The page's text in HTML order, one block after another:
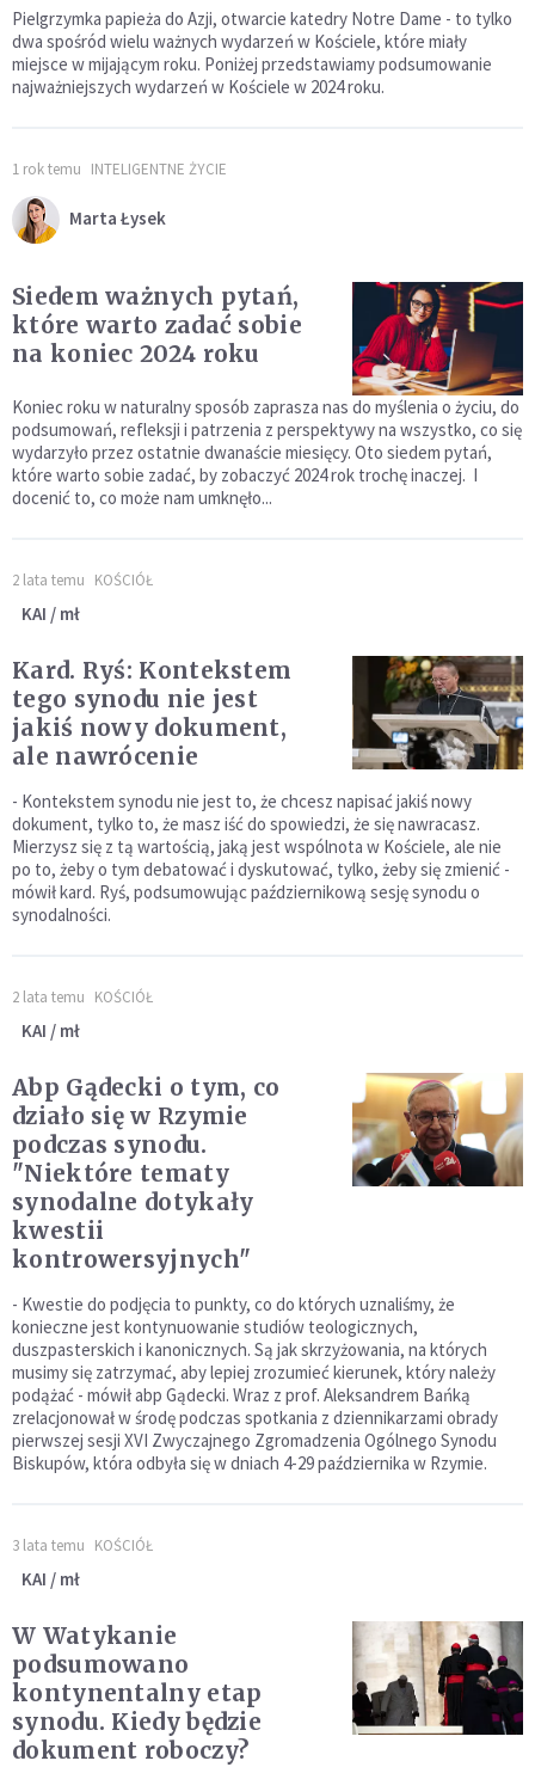
Pielgrzymka papieża do Azji, otwarcie katedry Notre Dame - to tylko
dwa spośród wielu ważnych wydarzeń w Kościele, które miały
miejsce w mijającym roku. Poniżej przedstawiamy podsumowanie
najważniejszych wydarzeń w Kościele w 2024 roku.
1 rok temu INTELIGENTNE ŻYCIE
Marta Łysek
Siedem ważnych pytań,
które warto zadać sobie
na koniec 2024 roku
Koniec roku w naturalny sposób zaprasza nas do myślenia o życiu, do
podsumowań, refleksji i patrzenia z perspektywy na wszystko, co się
wydarzyło przez ostatnie dwanaście miesięcy. Oto siedem pytań,
które warto sobie zadać, by zobaczyć 2024 rok trochę inaczej. I
docenić to, co może nam umknęło...
2 lata temu KOŚCIÓŁ
KAI / mł
Kard. Ryś: Kontekstem
tego synodu nie jest
jakiś nowy dokument,
ale nawrócenie
- Kontekstem synodu nie jest to, że chcesz napisać jakiś nowy
dokument, tylko to, że masz iść do spowiedzi, że się nawracasz.
Mierzysz się z tą wartością, jaką jest wspólnota w Kościele, ale nie
po to, żeby o tym debatować i dyskutować, tylko, żeby się zmienić -
mówił kard. Ryś, podsumowując październikową sesję synodu o
synodalności.
2 lata temu KOŚCIÓŁ
KAI / mł
Abp Gądecki o tym, co
działo się w Rzymie
podczas synodu.
"Niektóre tematy
synodalne dotykały
kwestii
kontrowersyjnych"
- Kwestie do podjęcia to punkty, co do których uznaliśmy, że
konieczne jest kontynuowanie studiów teologicznych,
duszpasterskich i kanonicznych. Są jak skrzyżowania, na których
musimy się zatrzymać, aby lepiej zrozumieć kierunek, który należy
podążać - mówił abp Gądecki. Wraz z prof. Aleksandrem Bańką
zrelacjonował w środę podczas spotkania z dziennikarzami obrady
pierwszej sesji XVI Zwyczajnego Zgromadzenia Ogólnego Synodu
Biskupów, która odbyła się w dniach 4-29 października w Rzymie.
3 lata temu KOŚCIÓŁ
KAI / mł
W Watykanie
podsumowano
kontynentalny etap
synodu. Kiedy będzie
dokument roboczy?